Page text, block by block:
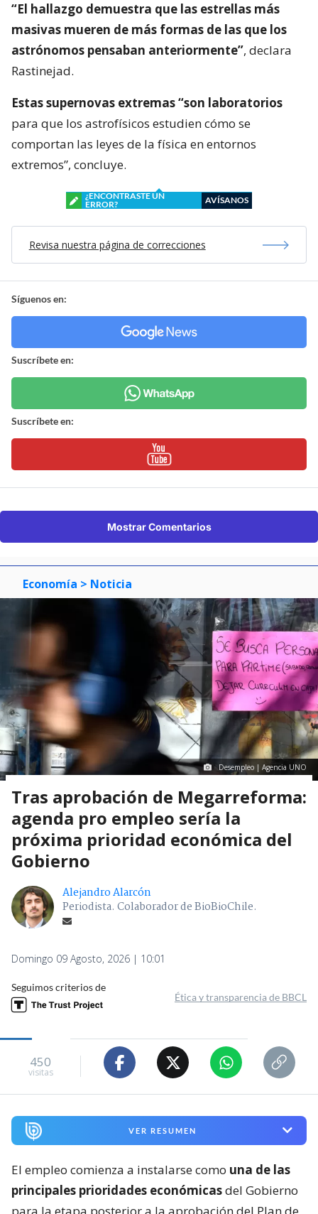
“El hallazgo demuestra que las estrellas más
masivas mueren de más formas de las que los
astrónomos pensaban anteriormente”, declara
Rastinejad.
Estas supernovas extremas “son laboratorios
para que los astrofísicos estudien cómo se
comportan las leyes de la física en entornos
extremos”, concluye.
¿ENCONTRASTE UN
ERROR?
AVÍSANOS
Revisa nuestra página de correcciones
Síguenos en:
Suscríbete en:
Suscríbete en:
Mostrar Comentarios
Economía > Noticia
Desempleo | Agencia UNO
Tras aprobación de Megarreforma:
agenda pro empleo sería la
próxima prioridad económica del
Gobierno
Alejandro Alarcón
Periodista. Colaborador de BioBioChile.
Domingo 09 Agosto, 2026 | 10:01
Seguimos criterios de
Ética y transparencia de BBCL
450
visitas
VER RESUMEN
El empleo comienza a instalarse como una de las
principales prioridades económicasdel Gobierno
para la etapa posterior a la aprobación del Plan de